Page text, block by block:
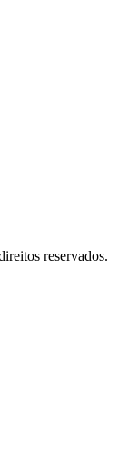
reservados.